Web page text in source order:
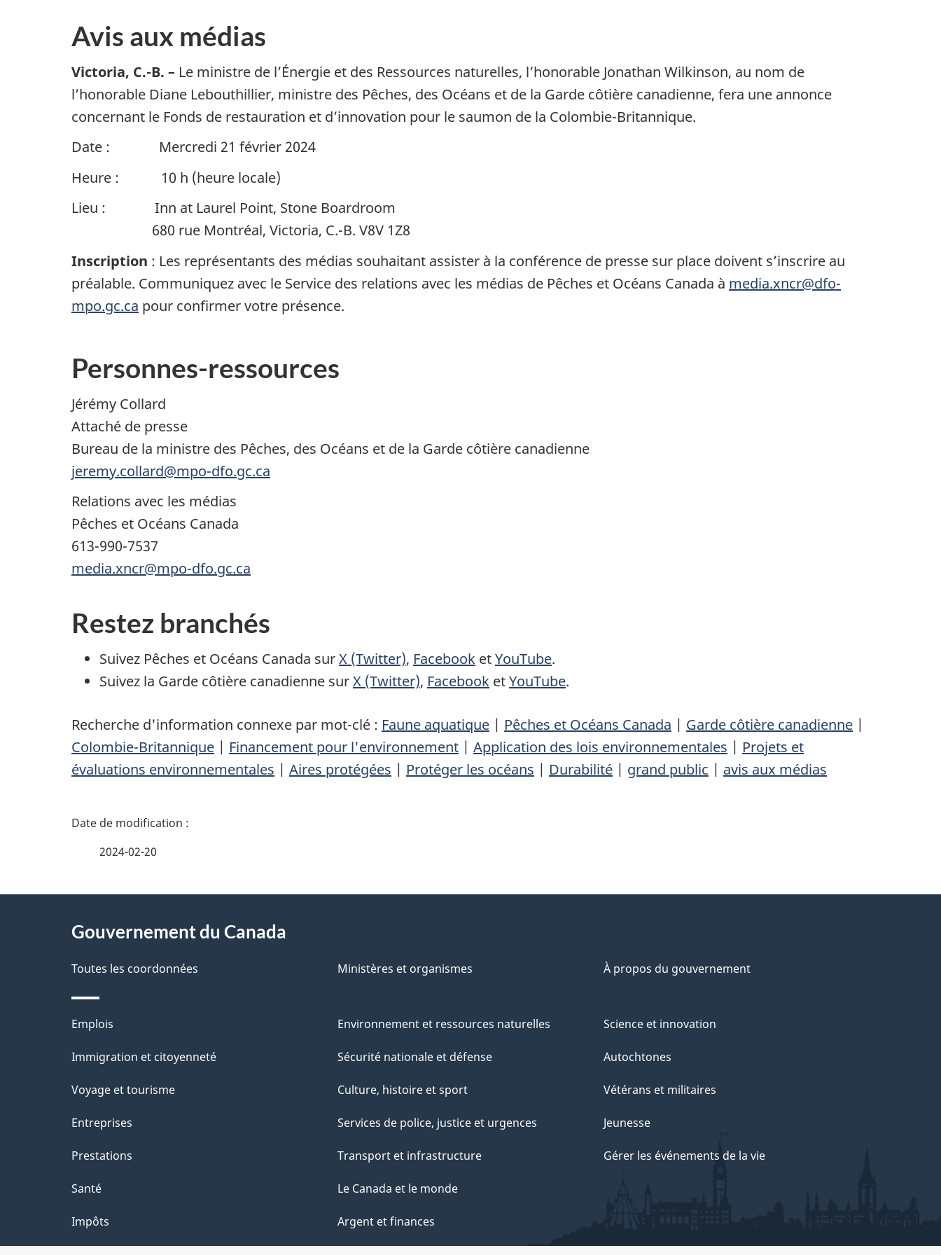
Avis aux médias
Victoria, C.-B. – Le ministre de l’Énergie et des Ressources naturelles, l’honorable Jonathan Wilkinson, au nom de
l’honorable Diane Lebouthillier, ministre des Pêches, des Océans et de la Garde côtière canadienne, fera une annonce
concernant le Fonds de restauration et d’innovation pour le saumon de la Colombie-Britannique.
Date : Mercredi 21 février 2024
Heure : 10 h (heure locale)
Lieu : Inn at Laurel Point, Stone Boardroom
680 rue Montréal, Victoria, C.-B. V8V 1Z8
Inscription : Les représentants des médias souhaitant assister à la conférence de presse sur place doivent s’inscrire au
préalable. Communiquez avec le Service des relations avec les médias de Pêches et Océans Canada à media.xncr@dfo-
mpo.gc.ca pour confirmer votre présence.
Personnes-ressources
Jérémy Collard
Attaché de presse
Bureau de la ministre des Pêches, des Océans et de la Garde côtière canadienne
jeremy.collard@mpo-dfo.gc.ca
Relations avec les médias
Pêches et Océans Canada
613-990-7537
media.xncr@mpo-dfo.gc.ca
Restez branchés
Suivez Pêches et Océans Canada surX (Twitter), Facebook etYouTube.
Suivez la Garde côtière canadienne surX (Twitter), Facebook etYouTube.
Recherche d'information connexe par mot-clé : Faune aquatique | Pêches et Océans Canada | Garde côtière canadienne |
Colombie-Britannique | Financement pour l'environnement | Application des lois environnementales | Projets et
évaluations environnementales | Aires protégées | Protéger les océans | Durabilité | grand public | avis aux médias
D
a
l
s
d
e
l
a
p
a
g
2024-02-20
proposGouvernement du Canada
Toutes les coordonnées Ministères et organismes À propos du gouvernement
Thèmes
et
Emplois
Immigration et citoyenneté
Voyage et tourisme
Entreprises
Prestations
Santé
Impôts
Environnement et ressources naturelles
Sécurité nationale et défense
Culture, histoire et sport
Services de police, justice et urgences
Transport et infrastructure
Le Canada et le monde
Argent et finances
Science et innovation
Autochtones
Vétérans et militaires
Jeunesse
Gérer les événements de la vie